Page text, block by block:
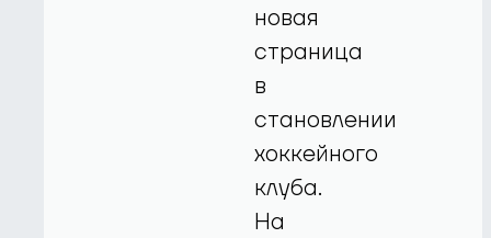
новая
страница
в
становлении
хоккейного
клуба.
На